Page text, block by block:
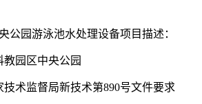
公园游泳池水处理设备项目描述：
教园区中央公园
术监督局新技术第890号文件要求